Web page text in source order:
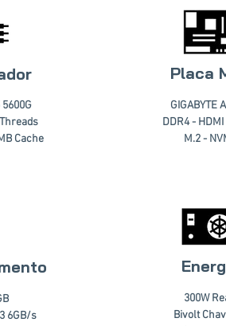
Cache
6GB/s
Placa
GIGABYTE
DDR4 -
M.2 -
300W
Bivolt